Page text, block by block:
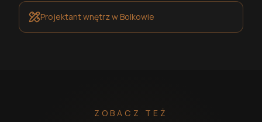
Projektant wnętrzw Bolkowie
ZOBACZ TEŻ